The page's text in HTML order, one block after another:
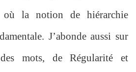
où la notion de hiérarchie
J’abonde aussi sur
mots, de Régularité et